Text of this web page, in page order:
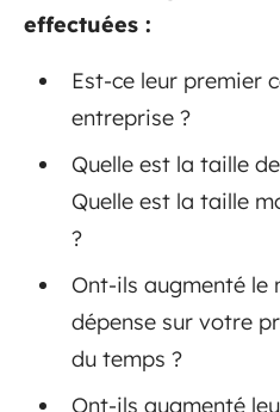
effectuées :
Est-ce leur premier
entreprise ?
Quelle est la taille
Quelle est la taille
?
Ont-ils augmenté le
dépense sur votre
du temps ?
Ont-ils augmenté